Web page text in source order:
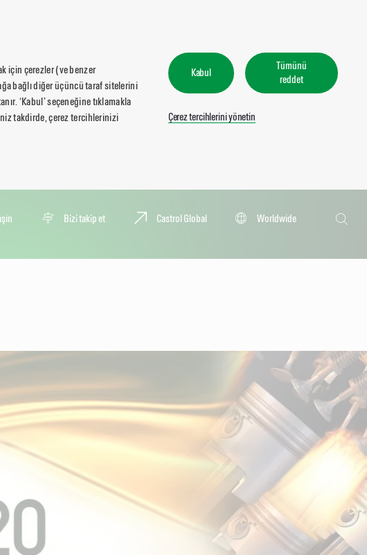
için çerezler (ve benzer
bağlı diğer üçüncü taraf sitelerini
‘Kabul’ seçeneğine tıklamakla
takdirde, çerez tercihlerinizi
Kabul
Tümünü
reddet
Çerez tercihlerini yönetin
Bi̇zi̇ taki̇p et Castrol Global
Worldwide
Ara